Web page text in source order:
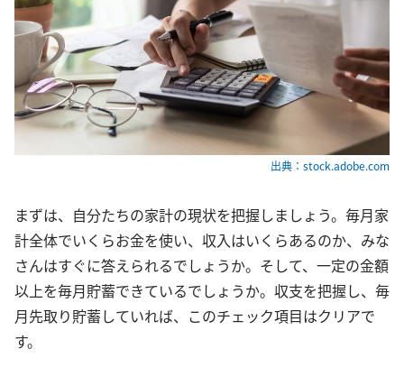
出典：stock.adobe.com
まずは、自分たちの家計の現状を把握しましょう。毎月家
計全体でいくらお金を使い、収入はいくらあるのか、みな
さんはすぐに答えられるでしょうか。そして、一定の金額
以上を毎月貯蓄できているでしょうか。収支を把握し、毎
月先取り貯蓄していれば、このチェック項目はクリアで
す。